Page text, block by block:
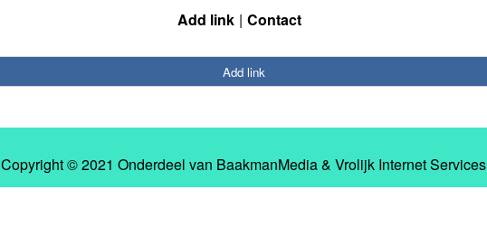
Add link Contact
Add link
Copyright © 2021 Onderdeel van BaakmanMedia& Vrolijk Internet Services